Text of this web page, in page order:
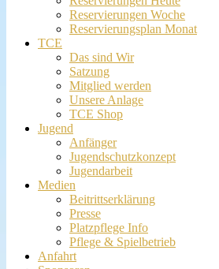
Reservierungen Woche
Reservierungsplan Monat
TCE
Das sind Wir
Satzung
Mitglied werden
Unsere Anlage
TCE Shop
Jugend
Anfänger
Jugendschutzkonzept
Jugendarbeit
Medien
Beitrittserklärung
Presse
Platzpflege Info
Pflege & Spielbetrieb
Anfahrt